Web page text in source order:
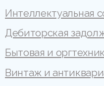
Интеллектуальная
Дебиторская
Бытовая и
Винтаж и